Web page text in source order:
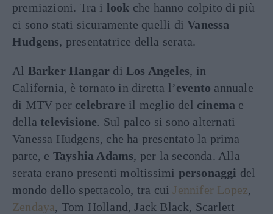
premiazioni. Tra i look che hanno colpito di più
ci sono stati sicuramente quelli diVanessa
Hudgens, presentatrice della serata.
Al Barker Hangar diLos Angeles, in
California, è tornato in diretta l’evento annuale
di MTV per celebrare il meglio del cinema e
dellatelevisione. Sul palco si sono alternati
Vanessa Hudgens, che ha presentato la prima
parte, e Tayshia Adams, per la seconda. Alla
serata erano presenti moltissimi personaggi del
mondo dello spettacolo, tra cui Jennifer Lopez,
Zendaya, Tom Holland, Jack Black, Scarlett